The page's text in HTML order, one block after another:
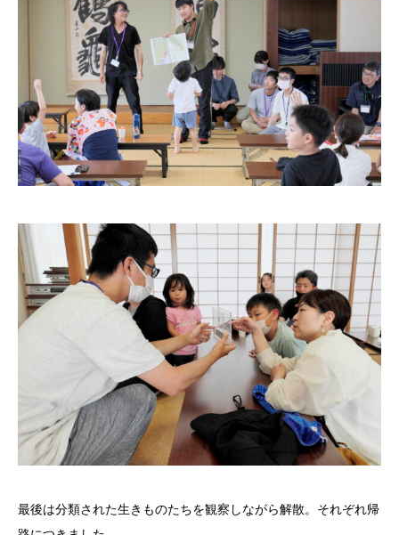
最後は分類された生きものたちを観察しながら解散。それぞれ帰